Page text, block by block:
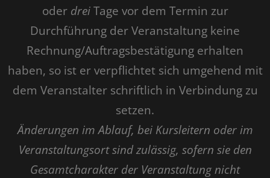
oder dreiTage vor dem Termin zur
Durchführung der Veranstaltung keine
Rechnung/Auftragsbestätigung erhalten
haben, so ist er verpflichtet sich umgehend mit
dem Veranstalter schriftlich in Verbindung zu
setzen.
Änderungen im Ablauf, bei Kursleitern oder im
Veranstaltungsort sind zulässig, sofern sie den
Gesamtcharakter der Veranstaltung nicht